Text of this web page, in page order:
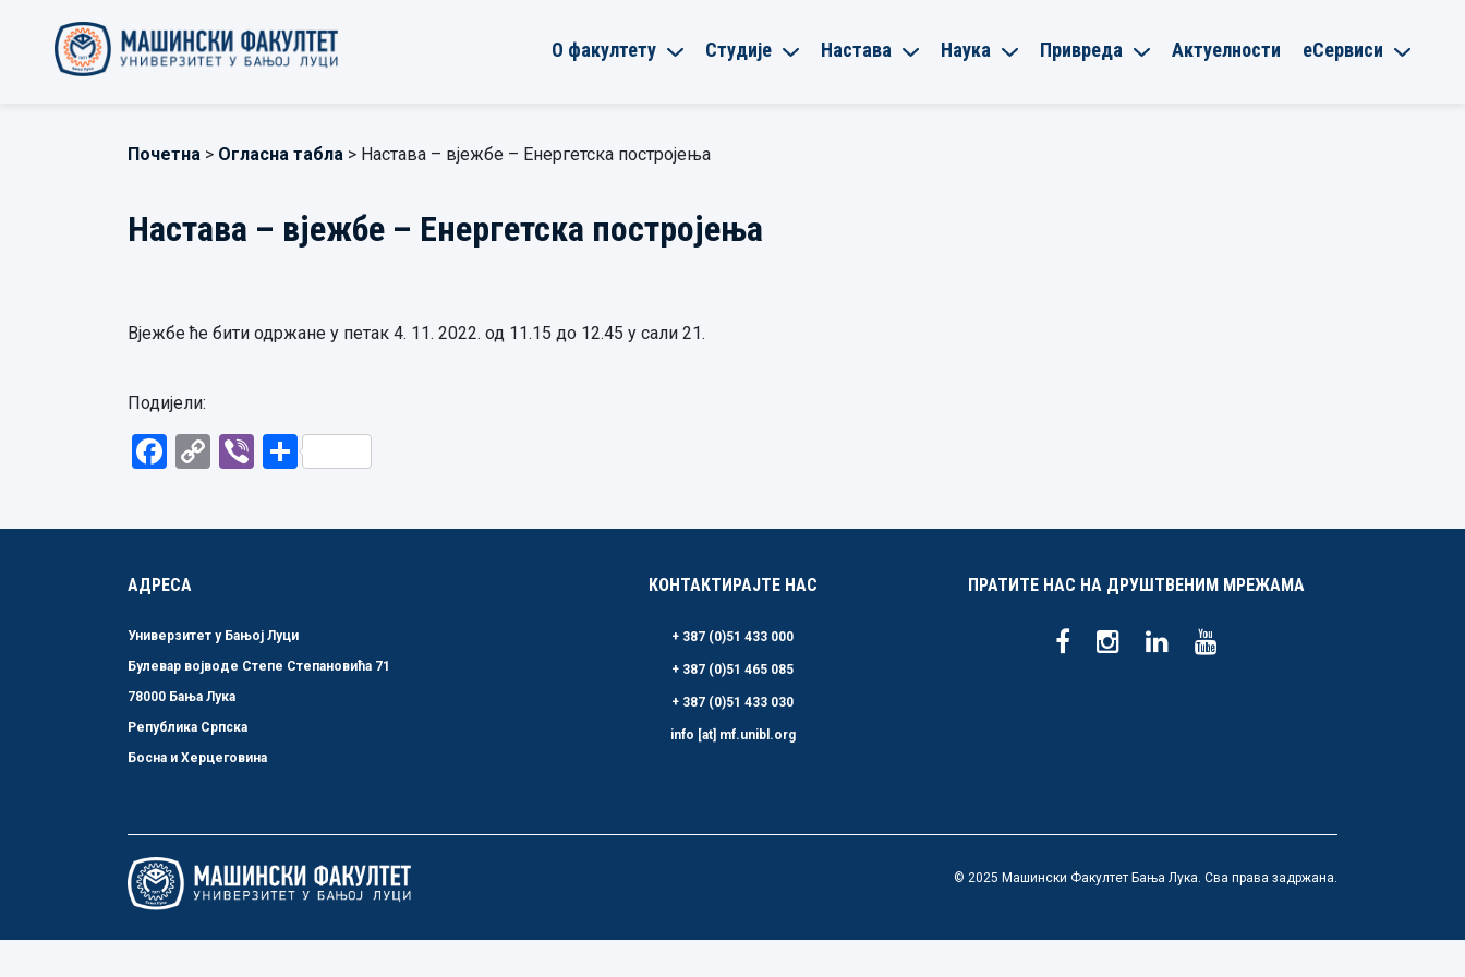
О факултету Студије Настава Наука Привреда Актуелности еСервиси
Почетна > Огласна табла > Настава – вјежбе – Енергетска постројења
Настава – вјежбе – Енергетска постројења
Вјежбе ће бити одржане у петак 4. 11. 2022. од 11.15 до 12.45 у сали 21.
Подијели:
Facebook
CopyViberShare
АДРЕСА
Универзитет у Бањој Луци
Булевар војводе Степе Степановића 71
78000 Бања Лука
Република Српска
Босна и Херцеговина
КОНТАКТИРАЈТЕ НАС
+ 387 (0)51 433 000
+ 387 (0)51 465 085
+ 387 (0)51 433 030
info [at] mf.unibl.org
ПРАТИТЕ НАС НА ДРУШТВЕНИМ МРЕЖАМА
© 2025 Машински Факултет Бања Лука. Сва права задржана.